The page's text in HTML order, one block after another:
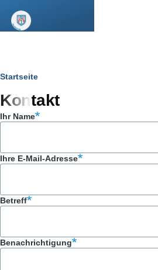
Pfadnavigation
Startseite
Kontakt
Ihr Name
Ihre E-Mail-Adresse
Betreff
Benachrichtigung